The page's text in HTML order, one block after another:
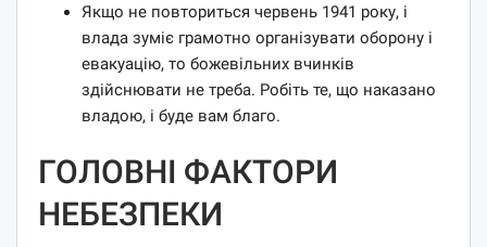
Якщо не повториться червень 1941 року, і
влада зуміє грамотно організувати оборону і
евакуацію, то божевільних вчинків
здійснювати не треба. Робіть те, що наказано
владою, і буде вам благо.
ГОЛОВНІ ФАКТОРИ
НЕБЕЗПЕКИ